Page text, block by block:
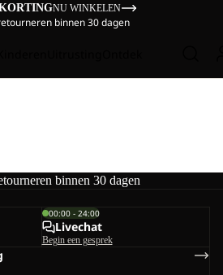
NU WINKELEN
binnen 30 dagen
binnen 30 dagen
00:00 - 24:00
Livechat
Begin een gesprek